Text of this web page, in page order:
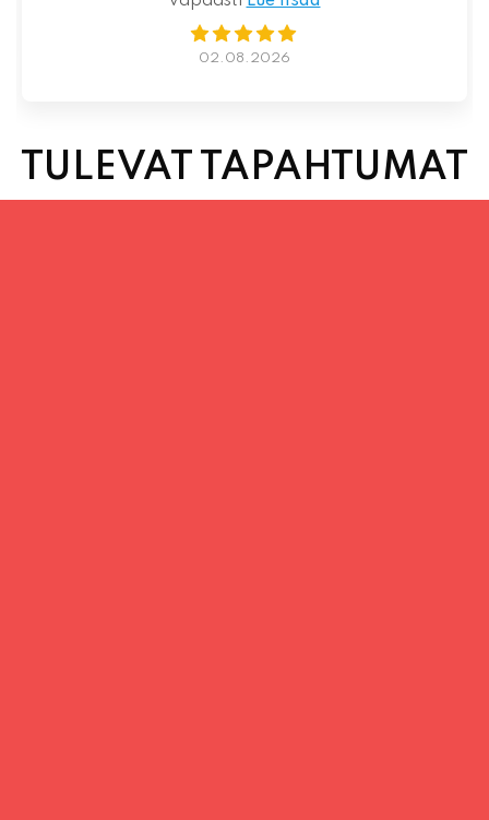
02.08.2026
TULEVAT TAPAHTUMAT